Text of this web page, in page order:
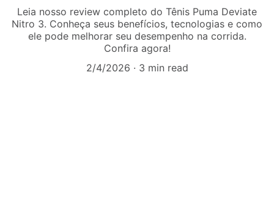
Leia nosso review completo do Tênis Puma Deviate
Nitro 3. Conheça seus benefícios, tecnologias e como
ele pode melhorar seu desempenho na corrida.
Confira agora!
2/4/2026
3 min read